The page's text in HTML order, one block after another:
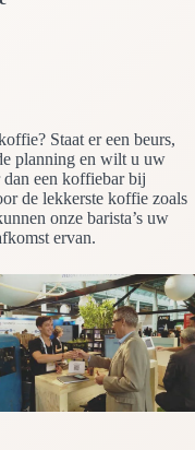
Staat er een beurs,
planning en wilt u uw
een koffiebar bij
de lekkerste koffie zoals
onze barista’s uw
ervan.